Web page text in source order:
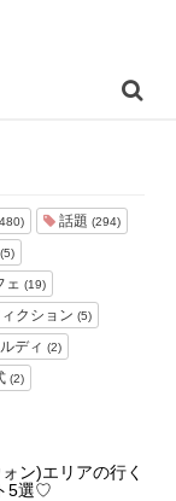
話題 (294)
(5)
ェ (19)
クション (5)
ディ (2)
(2)
ン)エリアの行く
5選♡